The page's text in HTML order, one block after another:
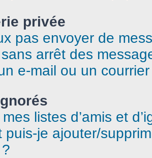
privée
pas envoyer de
arrêt des
e-mail ou un
listes d’amis et
puis-je ajouter/